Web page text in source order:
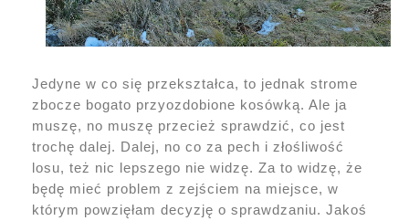
Jedyne w co się przekształca, to jednak strome
zbocze bogato przyozdobione kosówką. Ale ja
muszę, no muszę przecież sprawdzić, co jest
trochę dalej. Dalej, no co za pech i złośliwość
losu, też nic lepszego nie widzę. Za to widzę, że
będę mieć problem z zejściem na miejsce, w
którym powzięłam decyzję o sprawdzaniu. Jakoś